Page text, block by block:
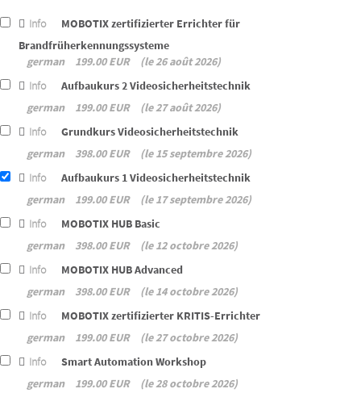
Info
MOBOTIX zertifizierter Errichter für
Brandfrüherkennungssysteme
german
199.00 EUR
le 26 août 2026
Info
Aufbaukurs 2 Videosicherheitstechnik
german
199.00 EUR
le 27 août 2026
Info
Grundkurs Videosicherheitstechnik
german
398.00 EUR
le 15 septembre 2026
Info
Aufbaukurs 1 Videosicherheitstechnik
german
199.00 EUR
le 17 septembre 2026
Info
MOBOTIX HUB Basic
german
398.00 EUR
le 12 octobre 2026
Info
MOBOTIX HUB Advanced
german
398.00 EUR
le 14 octobre 2026
Info
MOBOTIX zertifizierter KRITIS-Errichter
german
199.00 EUR
le 27 octobre 2026
Info
Smart Automation Workshop
german
199.00 EUR
le 28 octobre 2026